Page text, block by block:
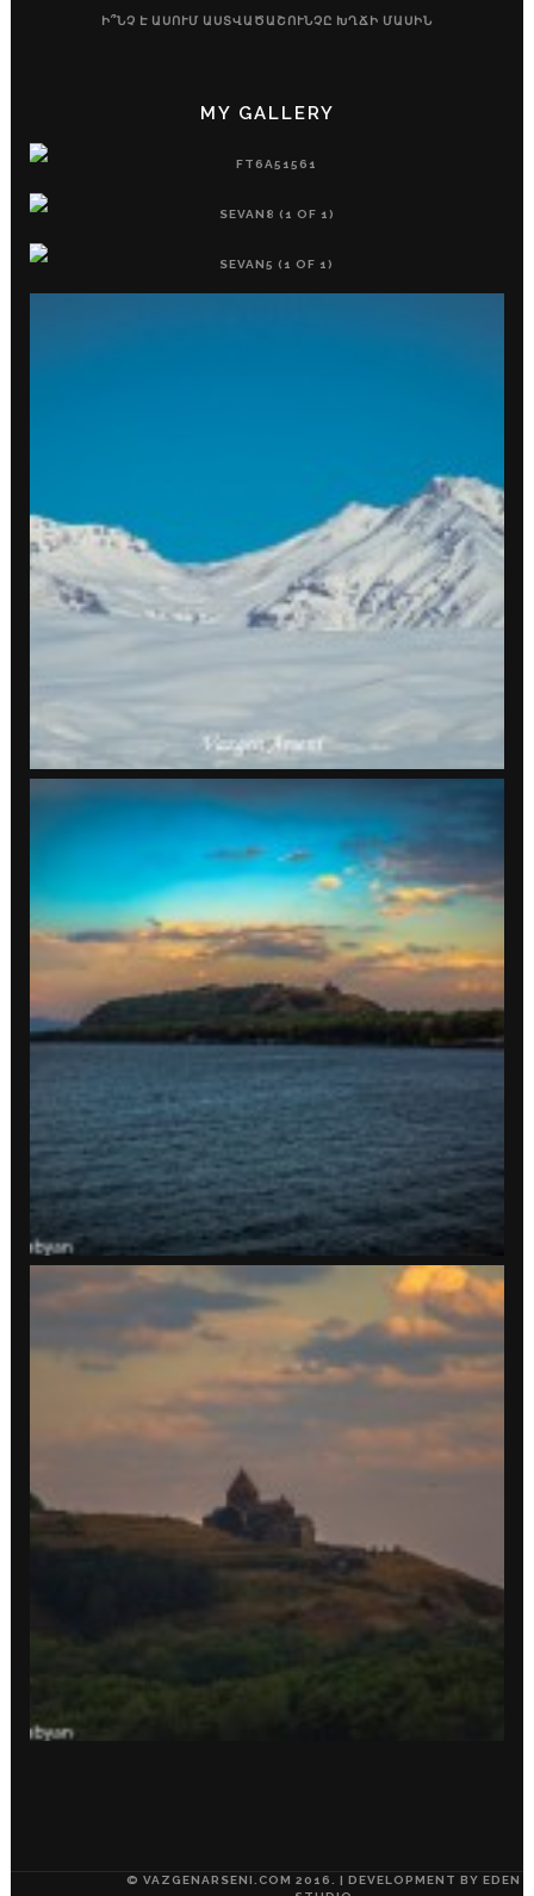
Ի՞ՆՉ Է ԱՍՈՒՄ ԱՍՏՎԱԾԱՇՈՒՆՉԸ ԽՂՃԻ ՄԱՍԻՆ
MY GALLERY
© VAZGENARSENI.COM 2016. | DEVELOPMENT BY EDEN